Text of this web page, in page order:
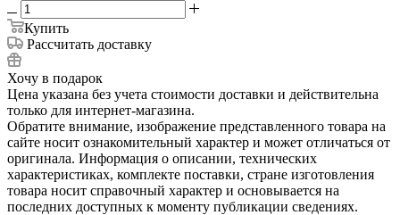
Купить
Рассчитать доставку
Хочу в подарок
Цена указана без учета стоимости доставки и действительна
только для интернет-магазина.
Обратите внимание, изображение представленного товара на
сайте носит ознакомительный характер и может отличаться от
оригинала. Информация о описании, технических
характеристиках, комплекте поставки, стране изготовления
товара носит справочный характер и основывается на
последних доступных к моменту публикации сведениях.